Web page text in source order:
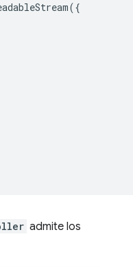
({
admite los